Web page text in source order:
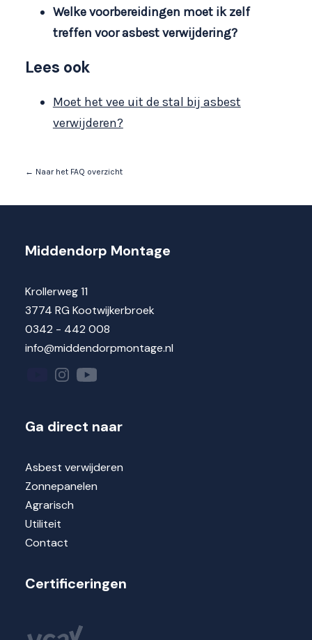
Welke voorbereidingen moet ik zelf
treffen voor asbest verwijdering?
Lees ook
Moet het vee uit de stal bij asbest
verwijderen?
← Naar het FAQ overzicht
Middendorp Montage
Krollerweg 11
3774 RG Kootwijkerbroek
0342 - 442 008
info@middendorpmontage.nl
Ga direct naar
Asbest verwijderen
Zonnepanelen
Agrarisch
Utiliteit
Contact
Certificeringen